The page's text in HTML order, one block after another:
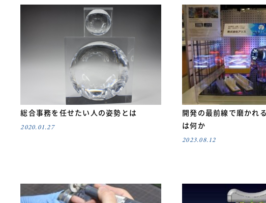
総合事務を任せたい人の姿勢とは
2020.01.27
開発の最前線で磨かれ
は何か
2023.08.12